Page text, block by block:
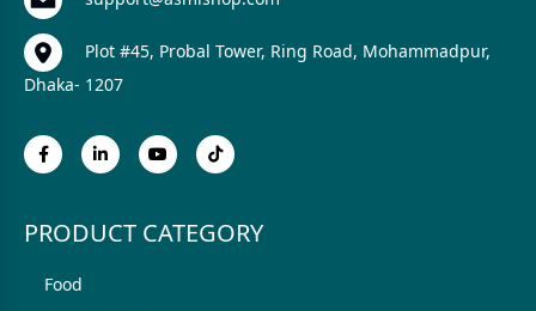
Plot #45, Probal Tower, Ring Road, Mohammadpur,
Dhaka- 1207
PRODUCT CATEGORY
Food